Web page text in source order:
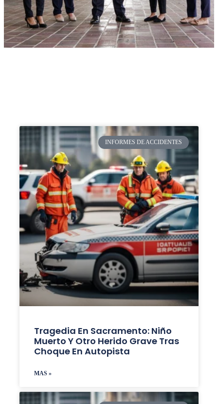
INFORMES DE ACCIDENTES
Tragedia En Sacramento: Niño
Muerto Y Otro Herido Grave Tras
Choque En Autopista
MAS »